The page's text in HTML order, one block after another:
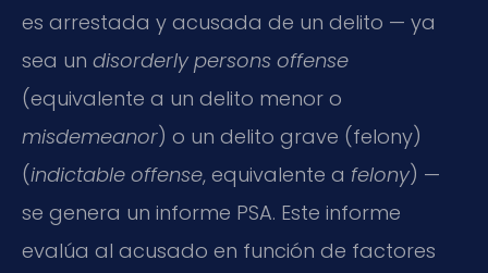
es arrestada y acusada de un delito — ya
sea un disorderly persons offense
(equivalente a un delito menor o
misdemeanor) o un delito grave (felony)
(indictable offense, equivalente a felony) —
se genera un informe PSA. Este informe
evalúa al acusado en función de factores